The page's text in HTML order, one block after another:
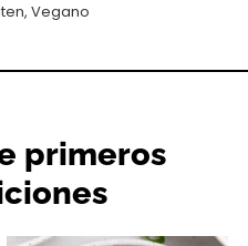
Vegano
primeros